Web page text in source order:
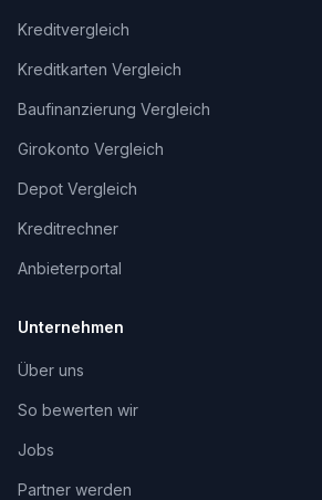
Kreditvergleich
Kreditkarten Vergleich
Baufinanzierung Vergleich
Girokonto Vergleich
Depot Vergleich
Kreditrechner
Anbieterportal
Unternehmen
Über uns
So bewerten wir
Jobs
Partner werden